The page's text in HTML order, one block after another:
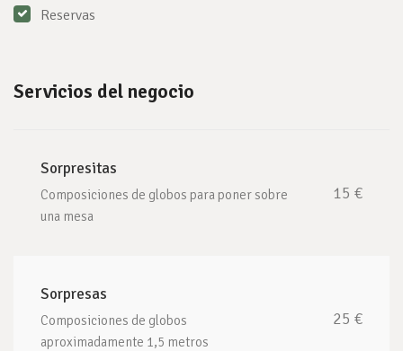
Reservas
Servicios del negocio
Sorpresitas
Composiciones de globos para poner sobre
una mesa
15 €
Sorpresas
Composiciones de globos
aproximadamente 1,5 metros
25 €